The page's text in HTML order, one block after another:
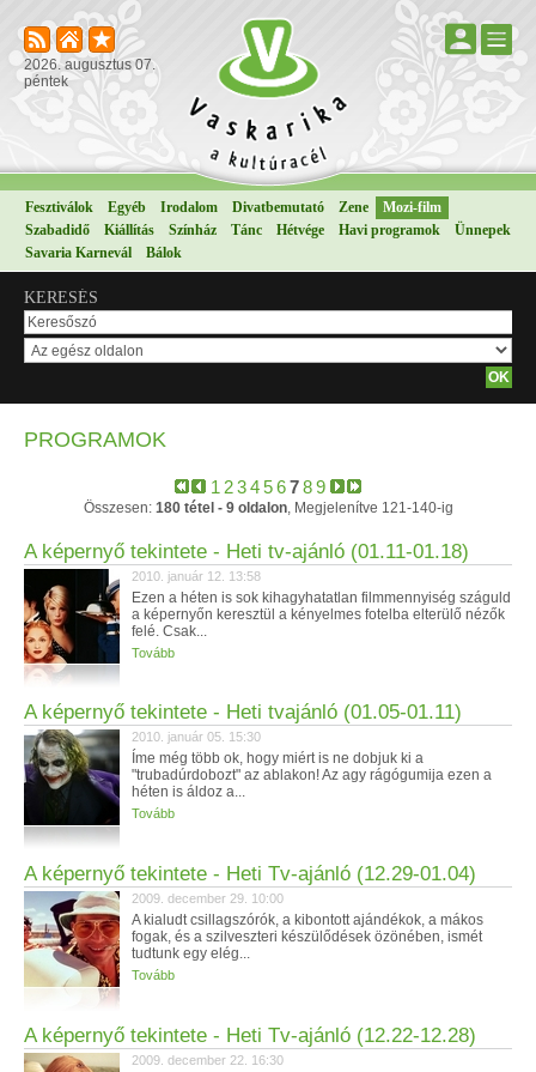
2026. augusztus 07.
péntek
Fesztiválok Egyéb Irodalom Divatbemutató Zene
Mozi-film
Szabadidő
Kiállítás Színház Tánc Hétvége Havi programok
Ünnepek
Savaria Karnevál
Bálok
KERESÉS
PROGRAMOK
1 23456789
Összesen: 180 tétel - 9 oldalon, Megjelenítve 121-140-ig
A képernyő tekintete - Heti tv-ajánló (01.11-01.18)
2010. január 12. 13:58
Ezen a héten is sok kihagyhatatlan filmmennyiség száguld
a képernyőn keresztül a kényelmes fotelba elterülő nézők
felé. Csak...
Tovább
A képernyő tekintete - Heti tvajánló (01.05-01.11)
2010. január 05. 15:30
Íme még több ok, hogy miért is ne dobjuk ki a
"trubadúrdobozt" az ablakon! Az agy rágógumija ezen a
héten is áldoz a...
Tovább
A képernyő tekintete - Heti Tv-ajánló (12.29-01.04)
2009. december 29. 10:00
A kialudt csillagszórók, a kibontott ajándékok, a mákos
fogak, és a szilveszteri készülődések özönében, ismét
tudtunk egy elég...
Tovább
A képernyő tekintete - Heti Tv-ajánló (12.22-12.28)
2009. december 22. 16:30